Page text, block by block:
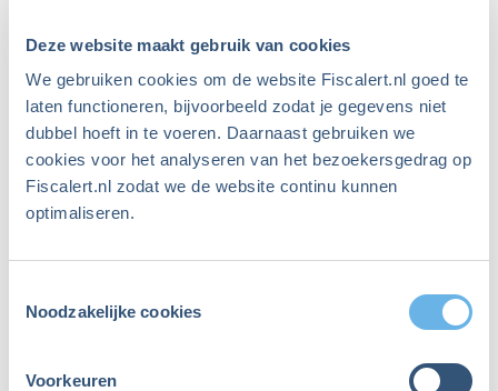
Deze website maakt gebruik van cookies
We gebruiken cookies om de website Fiscalert.nl goed te
laten functioneren, bijvoorbeeld zodat je gegevens niet
dubbel hoeft in te voeren. Daarnaast gebruiken we
cookies voor het analyseren van het bezoekersgedrag op
Fiscalert.nl zodat we de website continu kunnen
optimaliseren.
Noodzakelijke cookies
Voorkeuren
Inloggen
Ben je je wachtwoord
vergeten?
Niet meer ingelogd sinds